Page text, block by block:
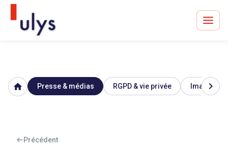
Avocats à Paris & Bruxelles
home Presse & médias RGPD & vie privée Image &
chevron_right
Précédent